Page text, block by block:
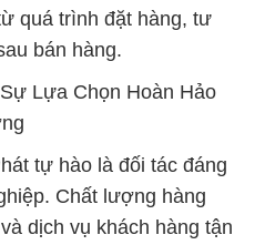
quá trình đặt hàng, tư
bán hàng.
Lựa Chọn Hoàn Hảo
tự hào là đối tác đáng
Chất lượng hàng
dịch vụ khách hàng tận